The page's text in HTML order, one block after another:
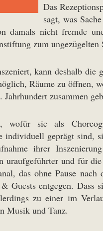
Das
sagt, was
damals nicht fremde
zum
kann deshalb die
Räume zu öffnen,
zusammen
wofür sie als
individuell geprägt sind,
ihrer
uraufgeführter und für
das ohne Pause
Guests entgegen. Dass
zu einer im
Musik und Tanz.